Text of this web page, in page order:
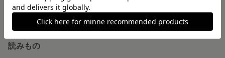
minne LAB
販売支援企画・イベント
読みもの